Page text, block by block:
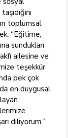
toplumsal
“Eğitime,
sundukları
ailesine ve
teşekkür
pek çok
en duygusal
diliyorum.”